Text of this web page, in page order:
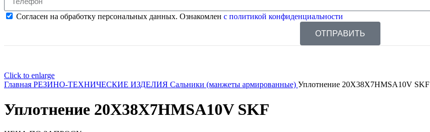
Согласен на обработку персональных данных. Ознакомлен с политикой конфиденциальности
ОТПРАВИТЬ
Click to enlarge
Главная РЕЗИНО-ТЕХНИЧЕСКИЕ ИЗДЕЛИЯ Сальники (манжеты армированные) Уплотнение 20X38X7HMSA10V SKF
Уплотнение 20X38X7HMSA10V SKF